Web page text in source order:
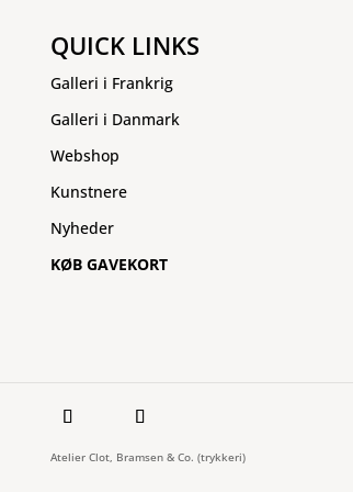
QUICK LINKS
Galleri i Frankrig
Galleri i Danmark
Webshop
Kunstnere
Nyheder
KØB GAVEKORT
Atelier Clot, Bramsen & Co. (trykkeri)